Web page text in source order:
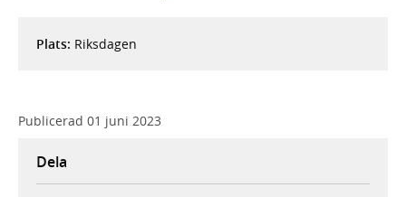
Plats: Riksdagen
Publicerad 01 juni 2023
Dela